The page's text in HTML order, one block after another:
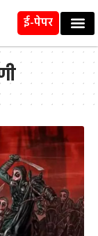
ई-पेपर